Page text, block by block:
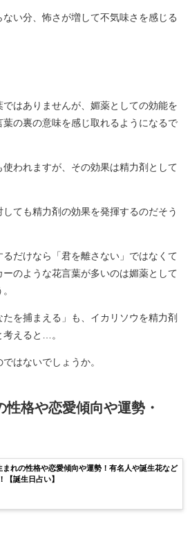
い分、怖さが増して不気味さを感じる
はありませんが、媚薬としての効能を
の裏の意味を感じ取れるようになるで
われますが、その効果は精力剤として
ても精力剤の効果を発揮するのだそう
だけなら「君を離さない」ではなくて
のような花言葉が多いのは媚薬として
たを捕まえる」も、イカリソウを精力剤
考えると…。
はないでしょうか。
性格や恋愛傾向や運勢・
まれの性格や恋愛傾向や運勢！有名人や誕生花など
【誕生日占い】